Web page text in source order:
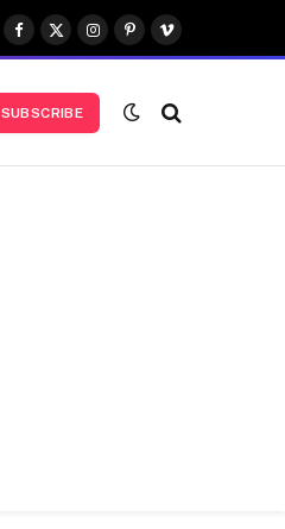
Facebook
X
(Twitter)
Instagram
Pinterest
Vimeo
SUBSCRIBE